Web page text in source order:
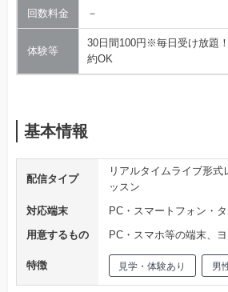
回数料金 －
体験等
30日間100円※毎日受け放題
約OK
基本情報
配信タイプ
リアルタイムライブ形
ッスン
対応端末
PC・スマートフォン・
用意するもの
PC・スマホ等の端末、
特徴 見学・体験あり 男